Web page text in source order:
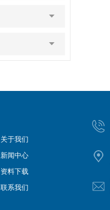
关于我们
新闻中心
资料下载
联系我们